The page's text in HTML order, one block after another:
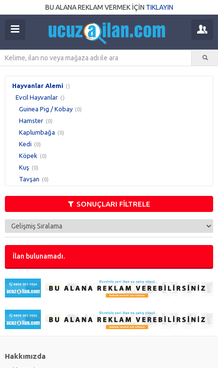
BU ALANA REKLAM VERMEK İÇİN TIKLAYIN
Hayvanlar Alemi ()
Evcil Hayvanlar ()
Guinea Pig / Kobay (0)
Hamster (0)
Kaplumbağa (0)
Kedi (0)
Köpek (0)
Kuş (0)
Tavşan (0)
SONUÇLARI FİLTRELE
İlan bulunamadı.
Hakkımızda